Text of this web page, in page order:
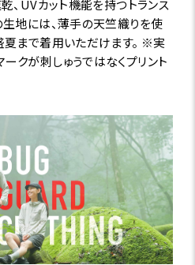
、UVカット機能を持つトランス
生地には、薄手の天竺織りを使
夏まで着用いただけます。 ※実
クが刺しゅうではなくプリント